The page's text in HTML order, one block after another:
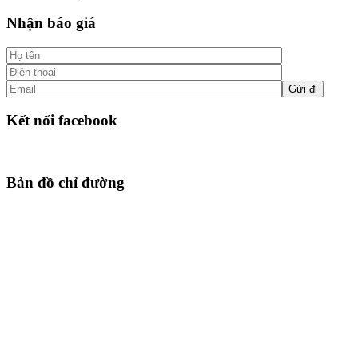
Nhận báo giá
Kết nối facebook
Bản đồ chỉ đường